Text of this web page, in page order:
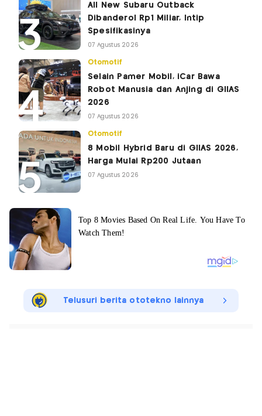
All New Subaru Outback
Dibanderol Rp1 Miliar, Intip
Spesifikasinya
07 Agustus 2026
Otomotif
Selain Pamer Mobil, iCar Bawa
Robot Manusia dan Anjing di GIIAS
2026
07 Agustus 2026
Otomotif
8 Mobil Hybrid Baru di GIIAS 2026,
Harga Mulai Rp200 Jutaan
07 Agustus 2026
Telusuri berita ototekno lainnya